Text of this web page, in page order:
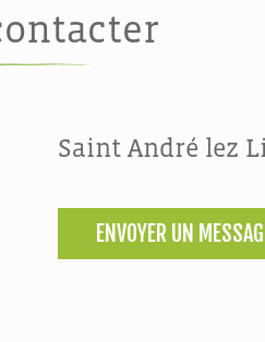
Saint André lez
ENVOYER UN